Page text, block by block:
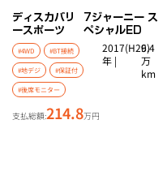
ディスカバリ
ースポーツ
7ジャーニー ス
ペシャルED
#4WD #BT接続
#地デジ #保証付
#後席モニター
2017(H29)
年 |
6.4
万
km
支払総額:214.8万円